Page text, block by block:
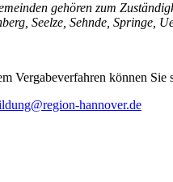
gehören zum
Seelze, Sehnde, Springe,
Vergabeverfahren können Sie
hannover.de